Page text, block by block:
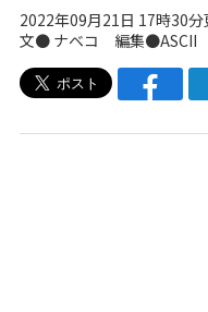
2022年09月21日 17時30分
文● ナベコ 編集●ASCII